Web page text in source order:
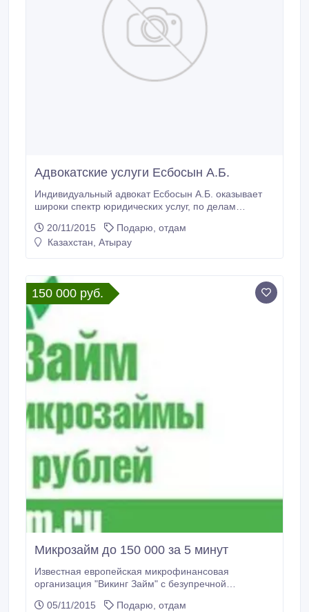
Адвокатские услуги Есбосын А.Б.
Индивидуальный адвокат Есбосын А.Б. оказывает
широки спектр юридических услуг, по делам
судопроизводствам.
20/11/2015
Подарю, отдам
Казахстан, Атырау
150 000 руб.
Mикрозайм до 150 000 за 5 минут
Известная европейская микрофинансовая
организация "Викинг Займ" с безупречной
и в России! Мы предоставляем быстрые
05/11/2015
Подарю, отдам